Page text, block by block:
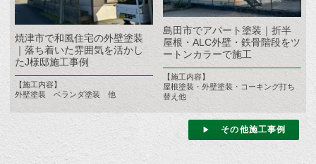
焼津市で和風住宅の外壁塗装
｜落ち着いた雰囲気を活かし
たJ様邸施工事例
【施工内容】
外壁塗装 ベランダ塗装 他
島田市でアパート塗装｜折半
屋根・ALC外壁・鉄骨階段をツ
ートンカラーで施工
【施工内容】
屋根塗装・外壁塗装・コーキング打ち
替え他
その他施工事例